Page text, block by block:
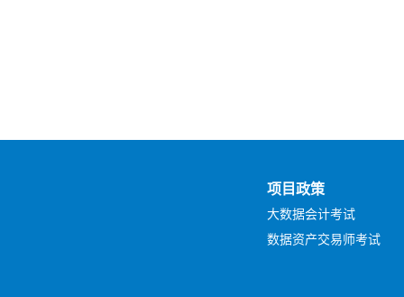
项目政策
大数据会计考试
数据资产交易师考试